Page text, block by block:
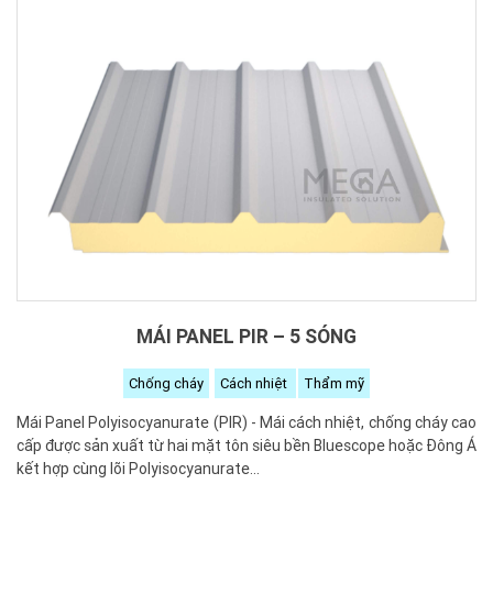
MÁI PANEL PIR – 5 SÓNG
Chống cháy Cách nhiệt Thẩm mỹ
Mái Panel Polyisocyanurate (PIR) - Mái cách nhiệt, chống cháy cao
cấp được sản xuất từ hai mặt tôn siêu bền Bluescope hoặc Đông Á
kết hợp cùng lõi Polyisocyanurate...